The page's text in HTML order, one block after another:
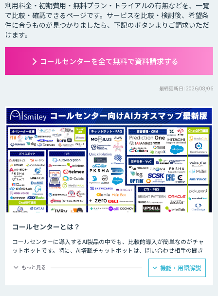
利用料金・初期費用・無料プラン・トライアルの有無などを、一覧
で比較・確認できるページです。サービスを比較・検討後、希望条
件に合うものが見つかりましたら、下記のボタンよりご請求いただ
けます。
コールセンターを全て無料で資料請求する
最終更新日: 2026/08/06
コールセンターとは？
コールセンターに導入するAI製品の中でも、比較的導入が簡単なのがチャ
ットボットです。特に、AI塔載チャットボットは、問い合わせ相手の聞き
たいことに対して、決められた回答をできるため、カスタマーサポートで
の普及が見込まれています。AIが問い合わせの4割を回答することで顧客
自身で自己解決できることが増え、スタッフが自ら行う部分を4割カット
もっと見る 機能・用語解説